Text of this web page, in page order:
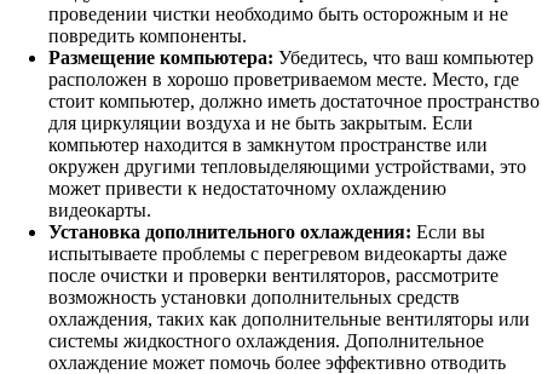
проведении чистки необходимо быть осторожным и не
повредить компоненты.
Размещение компьютера: Убедитесь, что ваш компьютер
расположен в хорошо проветриваемом месте. Место, где
стоит компьютер, должно иметь достаточное пространство
для циркуляции воздуха и не быть закрытым. Если
компьютер находится в замкнутом пространстве или
окружен другими тепловыделяющими устройствами, это
может привести к недостаточному охлаждению
видеокарты.
Установка дополнительного охлаждения: Если вы
испытываете проблемы с перегревом видеокарты даже
после очистки и проверки вентиляторов, рассмотрите
возможность установки дополнительных средств
охлаждения, таких как дополнительные вентиляторы или
системы жидкостного охлаждения. Дополнительное
охлаждение может помочь более эффективно отводить